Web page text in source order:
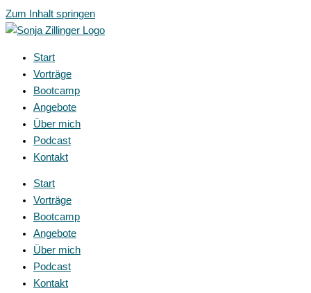
Zum Inhalt springen
Start
Vorträge
Bootcamp
Angebote
Über mich
Podcast
Kontakt
Start
Vorträge
Bootcamp
Angebote
Über mich
Podcast
Kontakt